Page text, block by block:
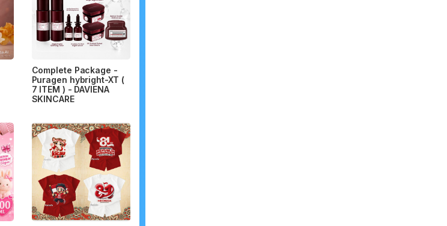
Complete Package -
Puragen hybright-XT (
7 ITEM ) - DAVIENA
SKINCARE